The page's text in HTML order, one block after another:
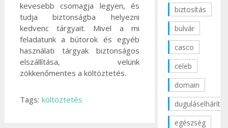
kevesebb csomagja legyen, és
tudja biztonságba helyezni
kedvenc tárgyait. Mivel a mi
feladatunk a bútorok és egyéb
használati tárgyak biztonságos
elszállítása, velünk
zökkenőmentes a költöztetés.
Tags: költöztetés
biztosítás
bulvár
casco
celeb
domain
duguláselhárítás
egészség